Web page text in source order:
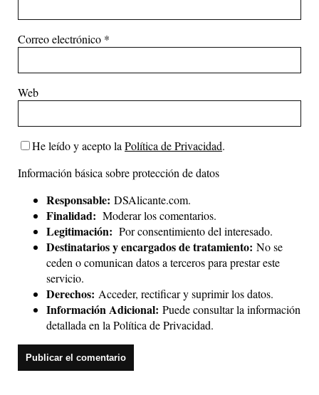
Correo electrónico *
Web
He leído y acepto laPolítica de Privacidad.
Información básica sobre protección de datos
Responsable: DSAlicante.com.
Finalidad: Moderar los comentarios.
Legitimación: Por consentimiento del interesado.
Destinatarios y encargados de tratamiento: No se
ceden o comunican datos a terceros para prestar este
servicio.
Derechos: Acceder, rectificar y suprimir los datos.
Información Adicional: Puede consultar la información
detallada en laPolítica de Privacidad.